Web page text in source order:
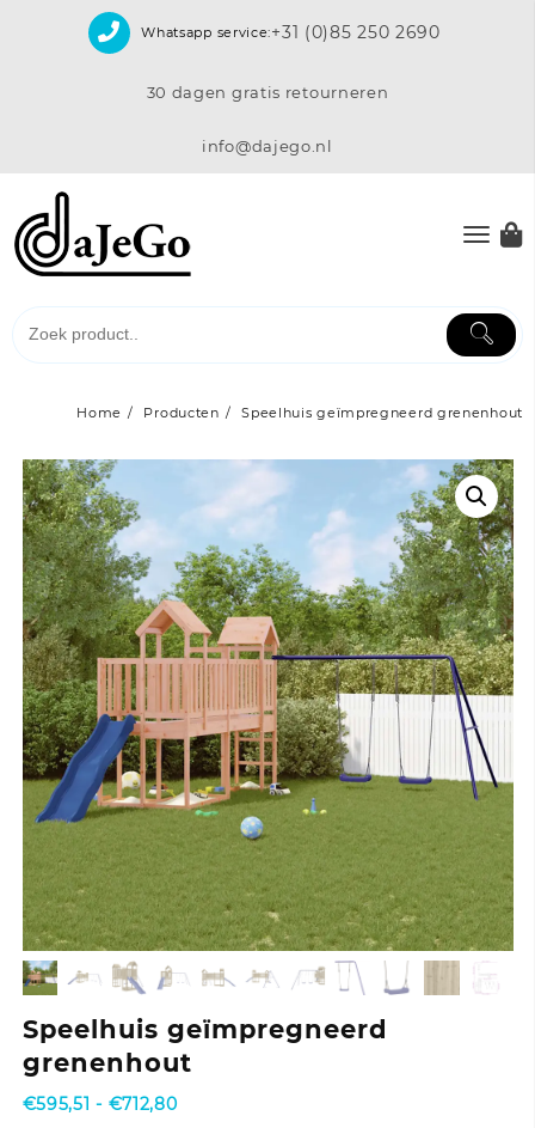
Whatsapp service:+31 (0)85 250 2690
30 dagen gratis retourneren
info@dajego.nl
Home Producten Speelhuis geïmpregneerd grenenhout
Speelhuis geïmpregneerd
grenenhout
€595,51 - €712,80Prijsklasse: